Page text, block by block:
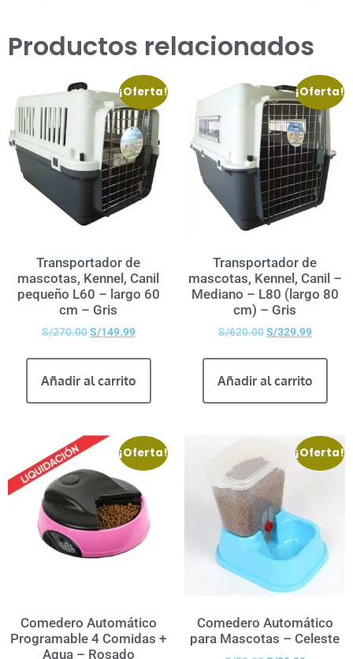
Productos relacionados
¡Oferta!
Transportador de
mascotas, Kennel, Canil
pequeño L60 – largo 60
cm – Gris
S/270.00 S/149.99
Añadir al carrito
¡Oferta!
Transportador de
mascotas, Kennel, Canil –
Mediano – L80 (largo 80
cm) – Gris
S/620.00 S/329.99
Añadir al carrito
¡Oferta!
Comedero Automático
Programable 4 Comidas +
Agua – Rosado
¡Oferta!
Comedero Automático
para Mascotas – Celeste